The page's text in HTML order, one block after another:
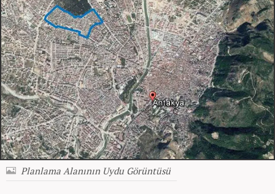
Planlama Alanının Uydu Görüntüsü